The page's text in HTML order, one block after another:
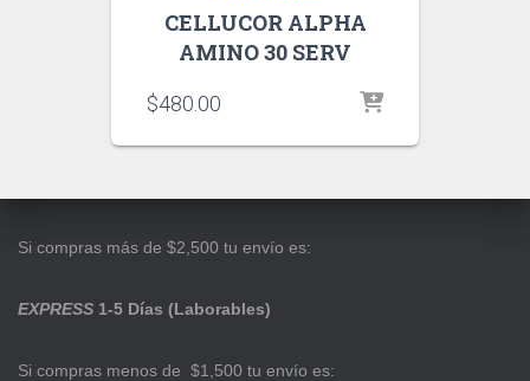
CELLUCOR ALPHA
AMINO 30 SERV
$480.00
Si compras más de $2,500 tu envío es:
EXPRESS 1-5 Días (Laborables)
Si compras menos de $1,500 tu envío es: